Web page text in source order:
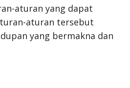
aturan yang dapat
aturan tersebut
yang bermakna dan